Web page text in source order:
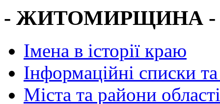
- ЖИТОМИРЩИНА -
Імена в історії краю
Інформаційні списки
Міста та райони області